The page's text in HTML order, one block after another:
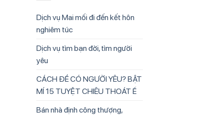
Dịch vụ Mai mối đi đến kết hôn
nghiêm túc
Dịch vụ tìm bạn đời, tìm người
yêu
CÁCH ĐỂ CÓ NGƯỜI YÊU? BẬT
MÍ 15 TUYỆT CHIÊU THOÁT Ế
Bán nhà định công thượng,